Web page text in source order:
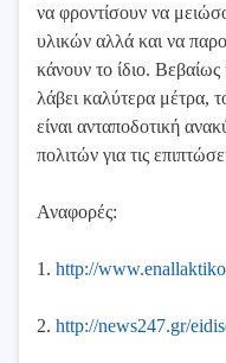
να φροντίσουν να
υλικών αλλά και να
κάνουν το ίδιο. Βεβαίως
λάβει καλύτερα μέτρα,
είναι ανταποδοτική
πολιτών για τις
Αναφορές:
1. http://
2. http://news247.gr/